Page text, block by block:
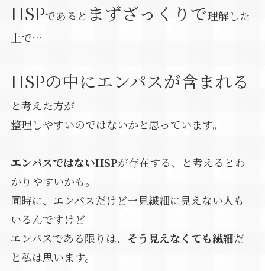
HSPであると まずざっくりで理解した
上で…
HSPの中にエンパスが含まれる
と考えた方が
整理しやすいのではないかと思っています。
エンパスではないHSPが存在する、と考えるとわ
かりやすいかも。
同時に、エンパスだけど一見繊細に見えない人も
いるんですけど
エンパスである限りは、 そう見えなくても繊細だ
と私は思います。